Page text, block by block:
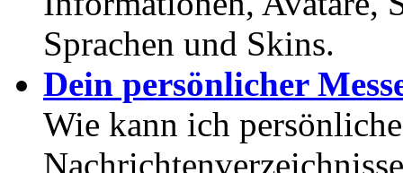
Sprachen und Skins.
Dein persönlicher
Wie kann ich